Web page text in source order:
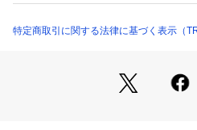
ワイドすぎないデザインなので、
特定商取引に関する法律に基づく表示（